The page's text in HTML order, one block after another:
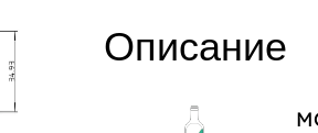
Описание